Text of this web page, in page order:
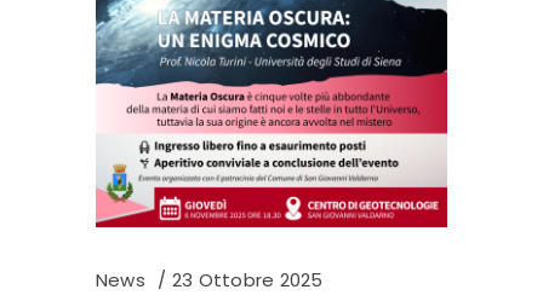
News 23 Ottobre 2025